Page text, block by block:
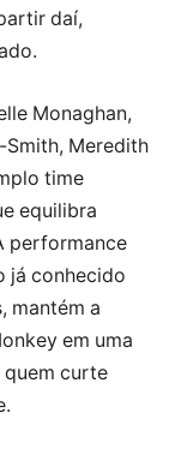
daí,
Monaghan,
Smith, Meredith
time
equilibra
performance
já conhecido
mantém a
em uma
quem curte